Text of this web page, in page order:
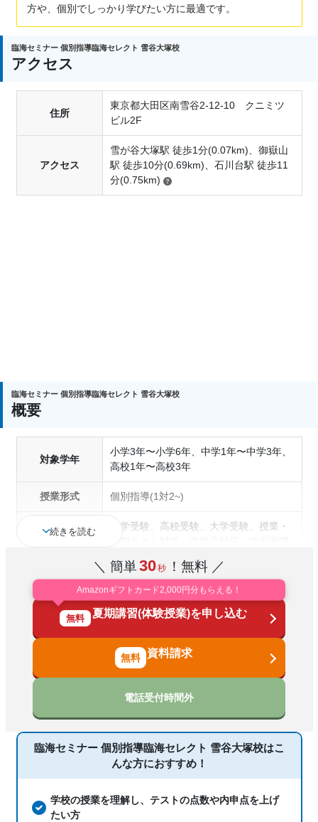
方や、個別でしっかり学びたい方に最適です。
臨海セミナー 個別指導臨海セレクト 雪谷大塚校
アクセス
住所
東京都大田区南雪谷2-12-10 クニミツ
ビル2F
アクセス
雪が谷大塚駅 徒歩1分(0.07km)、御嶽山
駅 徒歩10分(0.69km)、石川台駅 徒歩11
分(0.75km)
臨海セミナー 個別指導臨海セレクト 雪谷大塚校
概要
対象学年
小学3年〜小学6年、中学1年〜中学3年、
高校1年〜高校3年
授業形式 個別指導(1対2~)
中学受験、高校受験、大学受験、授業・
試対策、国公立大対策、私大対策、共通
テスト対策、英検(英語検定)対策
中高一貫校生に対応、特待生・奨学金制
講可能
国語、現代文、古典（古文・漢文）、算
数、数学、理科、物理、化学、生物、社
会、倫理、日本史、世界史、歴史総合、
政治経済、地理、英語、小論文
続きを読む
＼ 簡単30秒 ！無料 ／
Amazonギフトカード2,000円分もらえる！
無料 夏期講習(体験授業)を申し込む
資料請求
電話受付時間外
臨海セミナー 個別指導臨海セレクト 雪谷大塚校はこ
んな方におすすめ！
学校の授業を理解し、テストの点数や内申点を上げ
たい方